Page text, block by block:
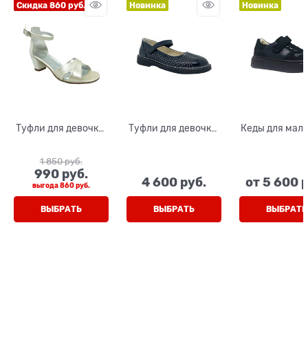
Скидка 860 руб.
Туфли для девочки,
1 850 руб.
990 руб.
выгода860 руб.
ВЫБРАТЬ
Новинка
Туфли для девочки,
4 600 руб.
ВЫБРАТЬ
Новинка
Кеды для
от5 600
ВЫБРАТЬ